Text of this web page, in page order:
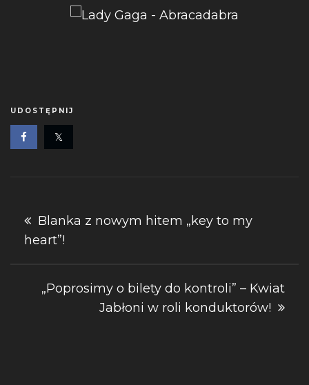
UDOSTĘPNIJ
Nawigacja
wpisu
Blanka z nowym hitem „key to my
heart”!
„Poprosimy o bilety do kontroli” – Kwiat
Jabłoni w roli konduktorów!